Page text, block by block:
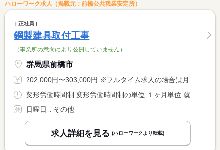
ハローワーク求人（掲載元：前橋公共職業安定所）
正社員
鋼製建具取付工事
（事業所の意向により公開していません）
群馬県前橋市
202,000円〜303,000円 ※フルタイム求人の場合は月額（換算額）、パート求人の場合は時間額を表示しています。
日曜日，その他
求人詳細を見る (ハローワークより転載)